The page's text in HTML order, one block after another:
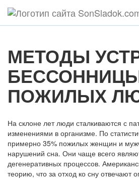
МЕТОДЫ
ПОЖИЛЫХ
На склоне лет люди сталкиваются с
изменениями в организме. По
примерно 35% пожилых женщин и
нарушений сна. Они чаще всего
дегенеративных процессов.
теорию, что за отход ко сну отвечают